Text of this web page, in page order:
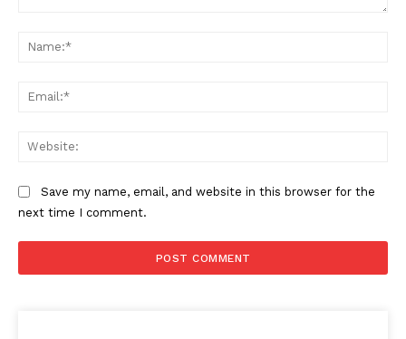
Save my name, email, and website in this browser for the
next time I comment.